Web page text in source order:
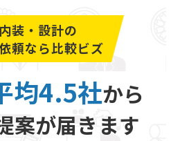
装・設計の
頼なら比較ビズ
均4.5社から
案が届きます